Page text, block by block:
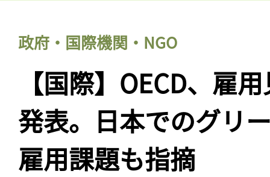
政府・国際機関・NGO
【国際】OECD、雇
発表。日本でのグリ
雇用課題も指摘